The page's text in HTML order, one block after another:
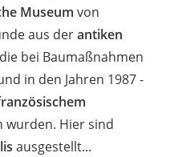
Museum von
aus derantiken
bei Baumaßnahmen
in den Jahren 1987 -
wurden. Hier sind
ausgestellt...